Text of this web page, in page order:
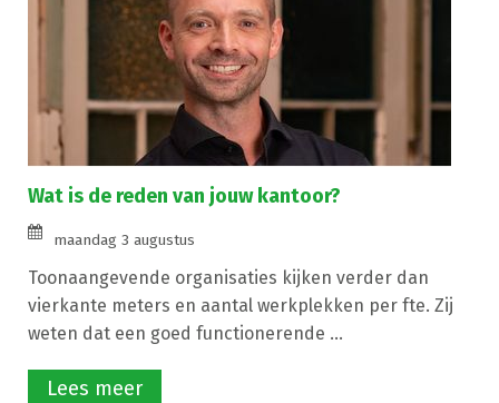
Wat is de reden van jouw kantoor?
maandag 3 augustus
Toonaangevende organisaties kijken verder dan
vierkante meters en aantal werkplekken per fte. Zij
weten dat een goed functionerende ...
Lees meer